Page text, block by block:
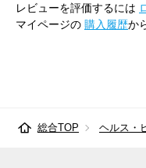
レビューを評価するには
マイページの 購入履歴か
総合TOP ヘルス・